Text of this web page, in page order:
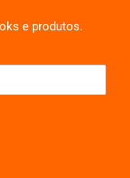
e produtos.